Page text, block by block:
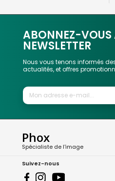
ABONNEZ-VOUS
NEWSLETTER
Nous vous tenons informés
actualités, et offres
Phox
Spécialiste de l'image
Suivez-nous